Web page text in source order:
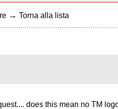
→ Torna alla lista
does this mean no TM